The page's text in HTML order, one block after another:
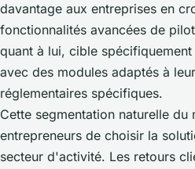
davantage aux entreprises en
fonctionnalités avancées de
quant à lui, cible
avec des modules adaptés à
réglementaires spécifiques.
Cette segmentation naturelle du
entrepreneurs de choisir la
secteur d'activité. Les retours